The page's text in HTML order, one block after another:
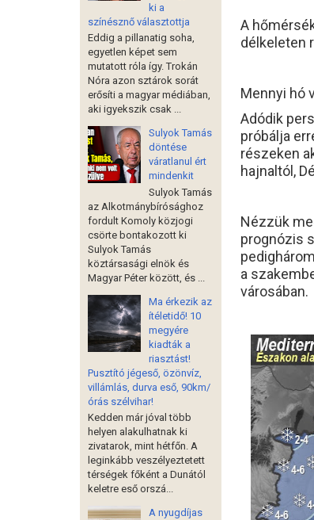
A
délkeleten
Mennyi hó
Adódik
próbálja
részeken
hajnaltól,
Nézzük
prognózis
a
városában.
ki a
színésznő választottja
Eddig a pillanatig soha,
egyetlen képet sem
mutatott róla így. Trokán
Nóra azon sztárok sorát
erősíti a magyar médiában,
aki igyekszik csak ...
Sulyok Tamás
döntése
váratlanul ért
mindenkit
Sulyok Tamás
az Alkotmánybírósághoz
fordult Komoly közjogi
csörte bontakozott ki
Sulyok Tamás
köztársasági elnök és
Magyar Péter között, és ...
Ma érkezik az
ítéletidő! 10
megyére
kiadták a
riasztást!
Pusztító jégeső, özönvíz,
villámlás, durva eső, 90km/
órás szélvihar!
Kedden már jóval több
helyen alakulhatnak ki
zivatarok, mint hétfőn. A
leginkább veszélyeztetett
térségek főként a Dunától
keletre eső orszá...
A nyugdíjas